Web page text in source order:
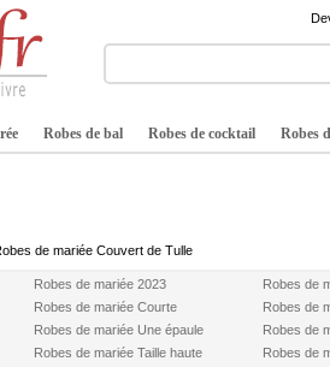
Robes de bal Robes de cocktail Robes
de mariée Couvert de Tulle
Robes de mariée 2023
Robes de
Robes de mariée Courte
Robes de
Robes de mariée Une épaule
Robes de
Robes de mariée Taille haute
Robes de